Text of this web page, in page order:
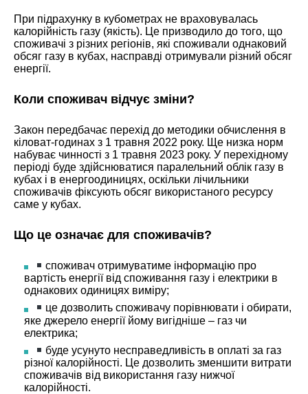
При підрахунку в кубометрах не враховувалась
калорійність газу (якість). Це призводило до того, що
споживачі з різних регіонів, які споживали однаковий
обсяг газу в кубах, насправді отримували різний обсяг
енергії.
Коли споживач відчує зміни?
Закон передбачає перехід до методики обчислення в
кіловат-годинах з 1 травня 2022 року. Ще низка норм
набуває чинності з 1 травня 2023 року. У перехідному
періоді буде здійснюватися паралельний облік газу в
кубах і в енергоодиницях, оскільки лічильники
споживачів фіксують обсяг використаного ресурсу
саме у кубах.
Що це означає для споживачів?
споживач отримуватиме інформацію про
вартість енергії від споживання газу і електрики в
однакових одиницях виміру;
це дозволить споживачу порівнювати і обирати,
яке джерело енергії йому вигідніше – газ чи
електрика;
буде усунуто несправедливість в оплаті за газ
різної калорійності. Це дозволить зменшити витрати
споживачів від використання газу нижчої
калорійності.